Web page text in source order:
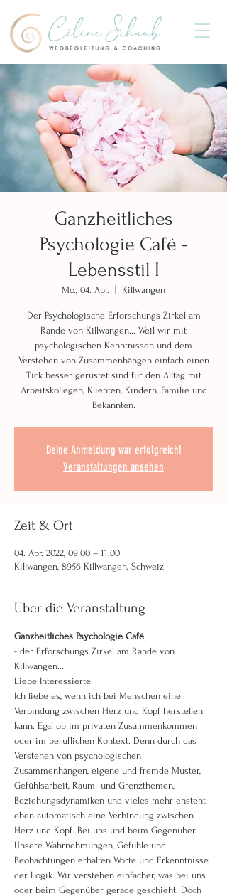
Ganzheitliches
Psychologie Café -
Lebensstil I
Mo., 04. Apr. Killwangen
Der Psychologische Erforschungs Zirkel am
Rande von Killwangen... Weil wir mit
psychologischen Kenntnissen und dem
Verstehen von Zusammenhängen einfach einen
Tick besser gerüstet sind für den Alltag mit
Arbeitskollegen, Klienten, Kindern, Familie und
Bekannten.
Deine Anmeldung war erfolgreich!
Veranstaltungen ansehen
Zeit & Ort
04. Apr. 2022, 09:00 – 11:00
Killwangen, 8956 Killwangen, Schweiz
Über die Veranstaltung
Ganzheitliches Psychologie Café
- der Erforschungs Zirkel am Rande von
Killwangen...
Liebe Interessierte
Ich liebe es, wenn ich bei Menschen eine
Verbindung zwischen Herz und Kopf herstellen
kann. Egal ob im privaten Zusammenkommen
oder im beruflichen Kontext. Denn durch das
Verstehen von psychologischen
Zusammenhängen, eigene und fremde Muster,
Gefühlsarbeit, Raum- und Grenzthemen,
Beziehungsdynamiken und vieles mehr ensteht
eben automatisch eine Verbindung zwischen
Herz und Kopf. Bei uns und beim Gegenüber.
Unsere Wahrnehmungen, Gefühle und
Beobachtungen erhalten Worte und Erkenntnisse
der Logik. Wir verstehen einfacher, was bei uns
oder beim Gegenüber gerade geschieht. Doch